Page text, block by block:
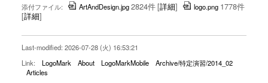
添付ファイル: ArtAndDesign.jpg2824件[詳細] logo.png 1778件
[詳細]
Last-modified: 2026-07-28 (火) 16:53:21
Link:
LogoMark About LogoMarkMobile
Archive/特定演習/2014_02
Articles